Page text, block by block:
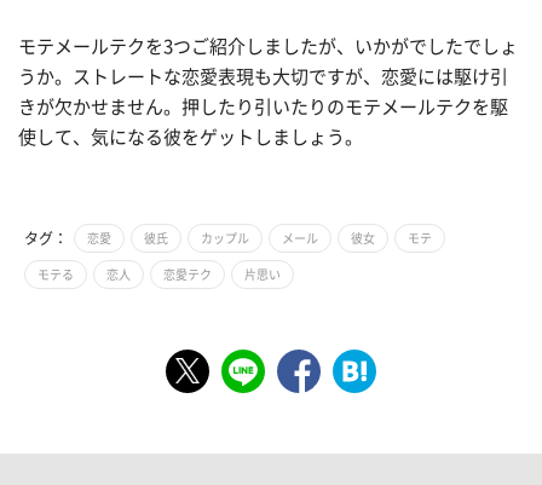
モテメールテクを3つご紹介しましたが、いかがでしたでしょ
うか。ストレートな恋愛表現も大切ですが、恋愛には駆け引
きが欠かせません。押したり引いたりのモテメールテクを駆
使して、気になる彼をゲットしましょう。
タグ： 恋愛 彼氏 カップル メール 彼女 モテ
モテる 恋人 恋愛テク 片思い